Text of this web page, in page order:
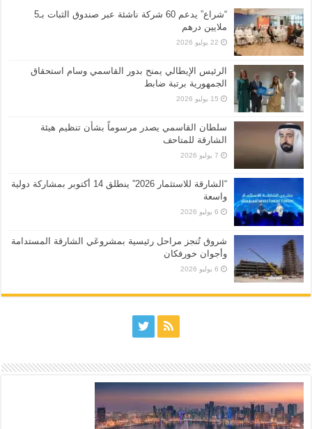
“شراع” يدعم 60 شركة ناشئة عبر صندوق الثبات بـ5
ملايين درهم
22 يوليو 2026
الرئيس الإيطالي يمنح بدور القاسمي وسام استحقاق
الجمهورية برتبة ضابط
15 يوليو 2026
سلطان القاسمي يصدر مرسوماً بشأن تنظيم هيئة
الشارقة للمتاحف
7 يوليو 2026
“الشارقة للاستثمار 2026” ينطلق 14 أكتوبر بمشاركة دولية
واسعة
6 يوليو 2026
شروق تُنجز مراحل رئيسية بمشروعَي الشارقة المستدامة
وأجوان خورفكان
6 يوليو 2026